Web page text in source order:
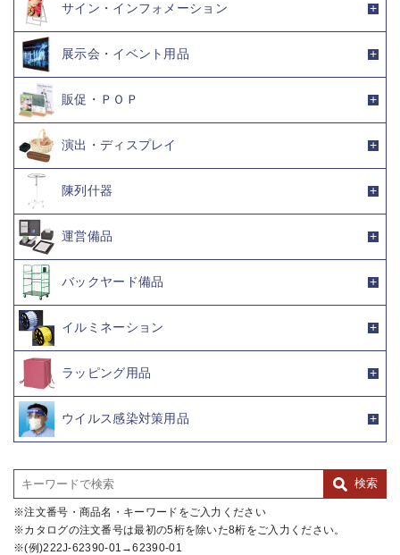
サイン・インフォメーション
展示会・イベント用品
販促・ＰＯＰ
演出・ディスプレイ
陳列什器
運営備品
バックヤード備品
イルミネーション
ラッピング用品
ウイルス感染対策用品
注文番号・商品名・キーワードをご入力ください
カタログの注文番号は最初の5桁を除いた8桁をご入力ください。
(例)222J-62390-01→62390-01